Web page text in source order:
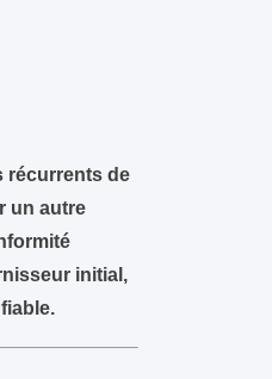
récurrents de
un autre
initial,